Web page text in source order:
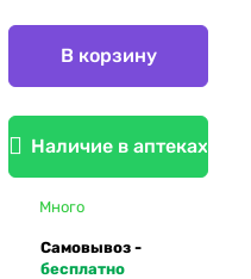
В корзину
Наличие в аптеках
Много
Самовывоз -
бесплатно